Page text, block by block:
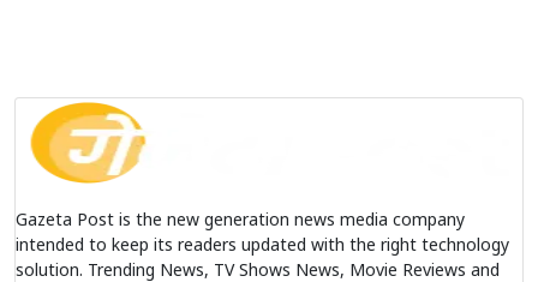
Gazeta Post is the new generation news media company
intended to keep its readers updated with the right technology
solution. Trending News, TV Shows News, Movie Reviews and